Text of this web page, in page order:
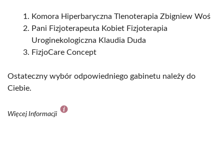
Komora Hiperbaryczna Tlenoterapia Zbigniew Woś
Pani Fizjoterapeuta Kobiet Fizjoterapia
Uroginekologiczna Klaudia Duda
FizjoCare Concept
Ostateczny wybór odpowiedniego gabinetu należy do
Ciebie.
Więcej Informacji